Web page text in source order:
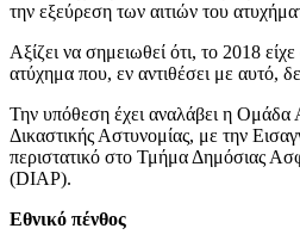
την εξεύρεση των αιτιών του
Αξίζει να σημειωθεί ότι, το 2018
ατύχημα που, εν αντιθέσει με αυτό,
Την υπόθεση έχει αναλάβει η Ομάδα
Δικαστικής Αστυνομίας, με την
περιστατικό στο Τμήμα Δημόσιας
(DIAP).
Εθνικό πένθος